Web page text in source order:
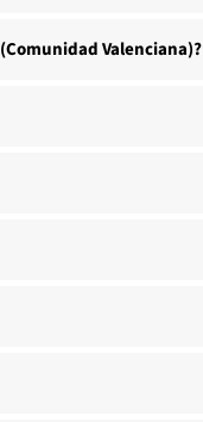
Valenciana)?